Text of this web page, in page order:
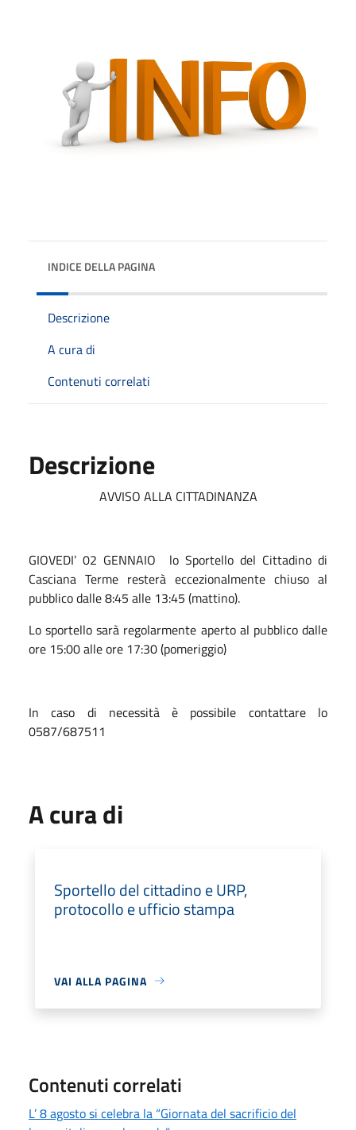
INDICE DELLA PAGINA
Descrizione
A cura di
Contenuti correlati
Descrizione
AVVISO ALLA CITTADINANZA
GIOVEDI’ 02 GENNAIO lo Sportello del Cittadino di
Casciana Terme resterà eccezionalmente chiuso al
pubblico dalle 8:45 alle 13:45 (mattino).
Lo sportello sarà regolarmente aperto al pubblico dalle
ore 15:00 alle ore 17:30 (pomeriggio)
In caso di necessità è possibile contattare lo
0587/687511
A cura di
Sportello del cittadino e URP,
protocollo e ufficio stampa
VAI ALLA PAGINA
Contenuti correlati
L’ 8 agosto si celebra la “Giornata del sacrificio del